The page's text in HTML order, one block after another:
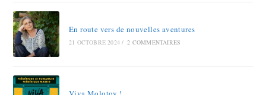
En route vers de nouvelles aventures
21 OCTOBRE 2024 / 2 COMMENTAIRES